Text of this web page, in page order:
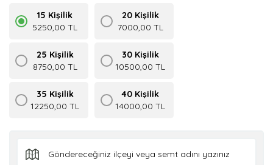
15 Kişilik
5250,00 TL
20 Kişilik
7000,00 TL
25 Kişilik
8750,00 TL
30 Kişilik
10500,00 TL
35 Kişilik
12250,00 TL
40 Kişilik
14000,00 TL